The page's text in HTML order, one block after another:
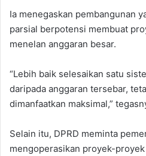
Ia menegaskan pembangunan
parsial berpotensi membuat
menelan anggaran besar.
“Lebih baik selesaikan satu
daripada anggaran tersebar,
dimanfaatkan maksimal,”
Selain itu, DPRD meminta
mengoperasikan proyek-